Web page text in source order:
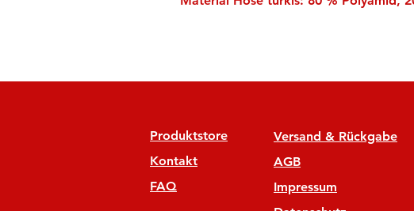
Produktstore
Kontakt
FAQ
Versand & Rückgabe
AGB
Impressum